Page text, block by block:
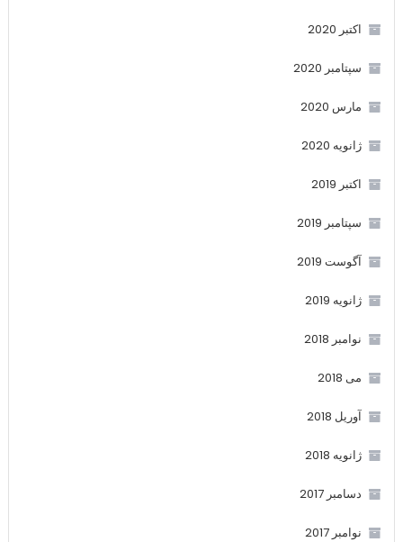
اکتبر 2020
سپتامبر 2020
مارس 2020
ژانویه 2020
اکتبر 2019
سپتامبر 2019
آگوست 2019
ژانویه 2019
نوامبر 2018
می 2018
آوریل 2018
ژانویه 2018
دسامبر 2017
نوامبر 2017